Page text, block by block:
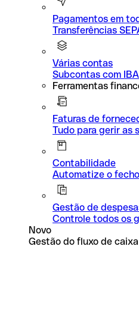
Pagamentos em
Transferências
Várias contas
Subcontas com
Ferramentas
Faturas de
Tudo para gerir as
Contabilidade
Automatize o
Gestão de
Controle todos os
Novo
Gestão do fluxo de caixa